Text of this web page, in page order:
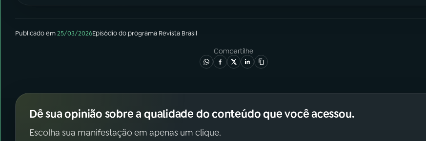
Publicado em25/03/2026Episódiodo programa Revista Brasil
Compartilhe
Dê sua opinião sobre a qualidade do conteúdo que você acessou.
Escolha sua manifestação em apenas um clique.